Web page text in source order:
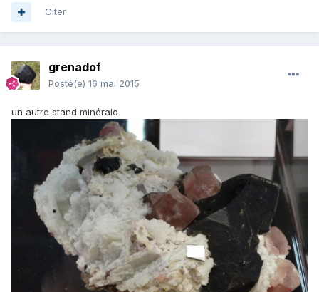
Citer
grenadof
Posté(e) 16 mai 2015
un autre stand minéralo